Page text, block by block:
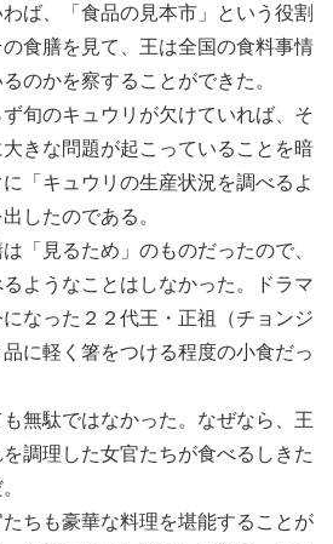
ば、「食品の見本市」という役割
食膳を見て、王は全国の食料事情
のかを察することができた。
旬のキュウリが欠けていれば、そ
きな問題が起こっていることを暗
「キュウリの生産状況を調べるよ
したのである。
「見るため」のものだったので、
ようなことはしなかった。ドラマ
になった２２代王・正祖（チョンジ
に軽く箸をつける程度の小食だっ
無駄ではなかった。なぜなら、王
調理した女官たちが食べるしきた
ちも豪華な料理を堪能することが